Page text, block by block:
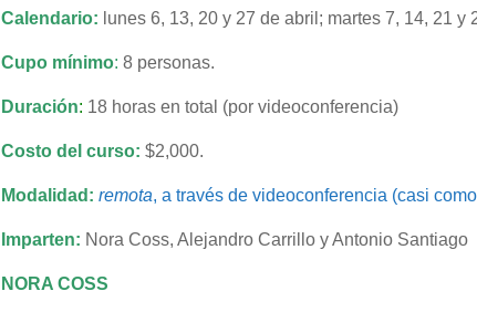
Calendario: lunes 6, 13, 20 y 27 de abril; martes 7, 14, 21
Cupo mínimo: 8 personas.
Duración: 18 horas en total (por videoconferencia)
Costo del curso: $2,000.
Modalidad: remota, a través de videoconferencia (casi
Imparten: Nora Coss, Alejandro Carrillo y Antonio Santiago
NORA COSS